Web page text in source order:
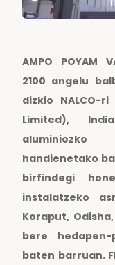
AMPO POYAM
2100 angelu
dizkio NALCO-
Limited),
handienetako
birfindegi
instalatzeko
Koraput,
bere
baten barruan.